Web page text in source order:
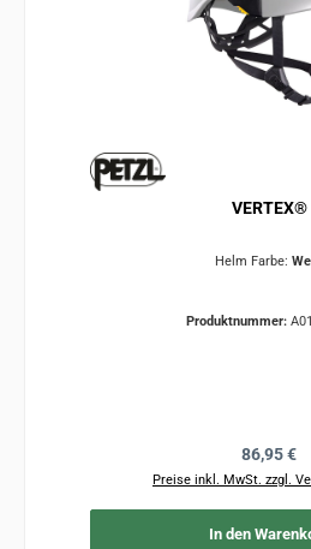
VERTEX®
Helm Farbe:
Produktnummer:
Regulärer
86,95 €
Preise inkl. MwSt. zzgl.
In den